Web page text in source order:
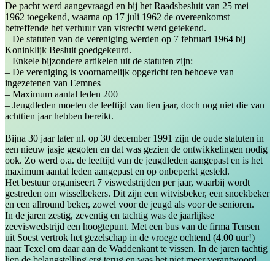
De pacht werd aangevraagd en bij het Raadsbesluit van 25 mei
1962 toegekend, waarna op 17 juli 1962 de overeenkomst
betreffende het verhuur van visrecht werd getekend.
– De statuten van de vereniging werden op 7 februari 1964 bij
Koninklijk Besluit goedgekeurd.
– Enkele bijzondere artikelen uit de statuten zijn:
– De vereniging is voornamelijk opgericht ten behoeve van
ingezetenen van Eemnes
– Maximum aantal leden 200
– Jeugdleden moeten de leeftijd van tien jaar, doch nog niet die van
achttien jaar hebben bereikt.
Bijna 30 jaar later nl. op 30 december 1991 zijn de oude statuten in
een nieuw jasje gegoten en dat was gezien de ontwikkelingen nodig
ook. Zo werd o.a. de leeftijd van de jeugdleden aangepast en is het
maximum aantal leden aangepast en op onbeperkt gesteld.
Het bestuur organiseert 7 viswedstrijden per jaar, waarbij wordt
gestreden om wisselbekers. Dit zijn een witvisbeker, een snoekbeker
en een allround beker, zowel voor de jeugd als voor de senioren.
In de jaren zestig, zeventig en tachtig was de jaarlijkse
zeeviswedstrijd een hoogtepunt. Met een bus van de firma Tensen
uit Soest vertrok het gezelschap in de vroege ochtend (4.00 uur!)
naar Texel om daar aan de Waddenkant te vissen. In de jaren tachtig